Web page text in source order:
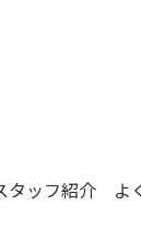
タッフ紹介 よ